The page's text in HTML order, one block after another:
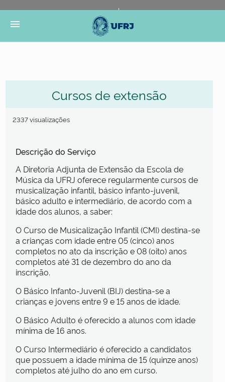
Portal do Governo Brasileiro
Governo
menu
Cursos de extensão
2337 visualizações
Descrição do Serviço
A Diretoria Adjunta de Extensão da Escola de
Música da UFRJ oferece regularmente cursos de
musicalização infantil, básico infanto-juvenil,
básico adulto e intermediário, de acordo com a
idade dos alunos, a saber:
O Curso de Musicalização Infantil (CMI) destina-se
a crianças com idade entre 05 (cinco) anos
completos no ato da inscrição e 08 (oito) anos
completos até 31 de dezembro do ano da
inscrição.
O Básico Infanto-Juvenil (BIJ) destina-se a
crianças e jovens entre 9 e 15 anos de idade.
O Básico Adulto é oferecido a alunos com idade
mínima de 16 anos.
O Curso Intermediário é oferecido a candidatos
que possuem a idade mínima de 15 (quinze anos)
completos até julho do ano em curso.